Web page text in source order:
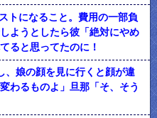
トになること。費用の一部負
ようとしたら彼「絶対にやめ
ると思ってたのに！
、娘の顔を見に行くと顔が違
わるものよ」旦那「そ、そう